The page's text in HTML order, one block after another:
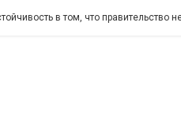
правительство не изменит